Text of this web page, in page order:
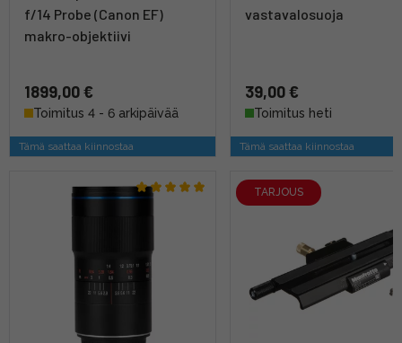
f/14 Probe (Canon EF)
makro-objektiivi
1899,00 €
Toimitus 4 - 6 arkipäivää
Tämä saattaa kiinnostaa
vastavalosuoja
39,00 €
Toimitus heti
Tämä saattaa kiinnostaa
TARJOUS